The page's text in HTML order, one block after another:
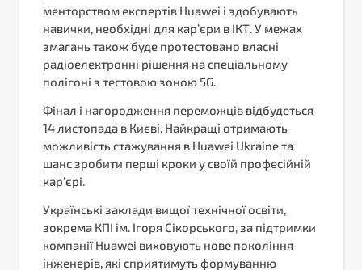
менторством експертів Huawei і здобувають
навички, необхідні для кар’єри в ІКТ. У межах
змагань також буде протестовано власні
радіоелектронні рішення на спеціальному
полігоні з тестовою зоною 5G.
Фінал і нагородження переможців відбудеться
14 листопада в Києві. Найкращі отримають
можливість стажування в Huawei Ukraine та
шанс зробити перші кроки у своїй професійній
кар’єрі.
Українські заклади вищої технічної освіти,
зокрема КПІ ім. Ігоря Сікорського, за підтримки
компанії Huawei виховують нове покоління
інженерів, які сприятимуть формуванню